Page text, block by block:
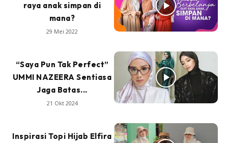
raya anak simpan di
mana?
29 Mei 2022
“Saya Pun Tak Perfect”
UMMI NAZEERA Sentiasa
Jaga Batas...
21 Okt 2024
Inspirasi Topi Hijab Elfira